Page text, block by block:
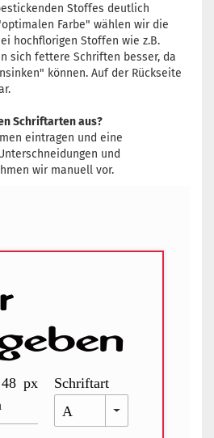
Stoffes deutlich
Farbe" wählen wir die
hochflorigen Stoffen wie z.B.
sich fettere Schriften besser, da
können. Auf der Rückseite
Schriftarten aus?
eintragen und eine
und
wir manuell vor.